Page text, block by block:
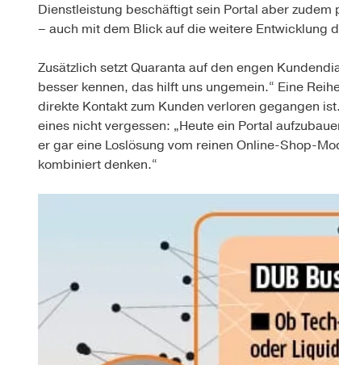
Dienstleistung beschäftigt sein Portal aber
– auch mit dem Blick auf die weitere Entwicklung
Zusätzlich setzt Quaranta auf den engen
besser kennen, das hilft uns ungemein.“ Eine
direkte Kontakt zum Kunden verloren gegangen
eines nicht vergessen: „Heute ein Portal
er gar eine Loslösung vom reinen Online-Shop-
kombiniert denken.“